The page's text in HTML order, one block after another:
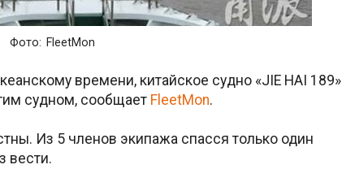
Фото: FleetMon
времени, китайское судно «JIE HAI 189»
судном, сообщает FleetMon.
Из 5 членов экипажа спасся только один
вести.